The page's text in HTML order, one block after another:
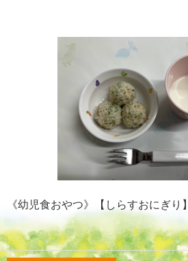
《幼児食おやつ》【しらすおにぎり】